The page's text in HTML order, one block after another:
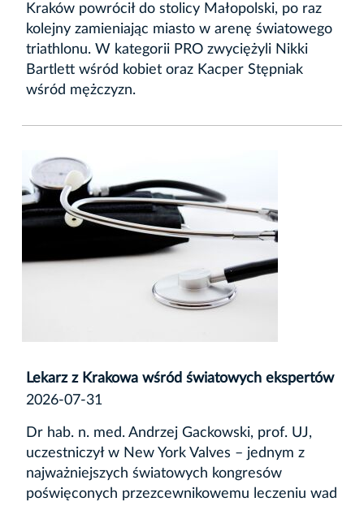
Kraków powrócił do stolicy Małopolski, po raz
kolejny zamieniając miasto w arenę światowego
triathlonu. W kategorii PRO zwyciężyli Nikki
Bartlett wśród kobiet oraz Kacper Stępniak
wśród mężczyzn.
Lekarz z Krakowa wśród światowych ekspertów
2026-07-31
Dr hab. n. med. Andrzej Gackowski, prof. UJ,
uczestniczył w New York Valves – jednym z
najważniejszych światowych kongresów
poświęconych przezcewnikowemu leczeniu wad